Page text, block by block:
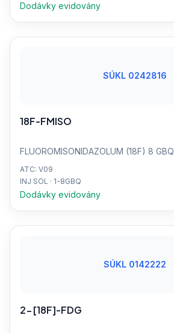
Dodávky evidovány
SÚKL 0242816
18F-FMISO
FLUOROMISONIDAZOLUM (18F) 8 GBQ
ATC: V09
INJ SOL · 1-8GBQ
Dodávky evidovány
SÚKL 0142222
2-[18F]-FDG